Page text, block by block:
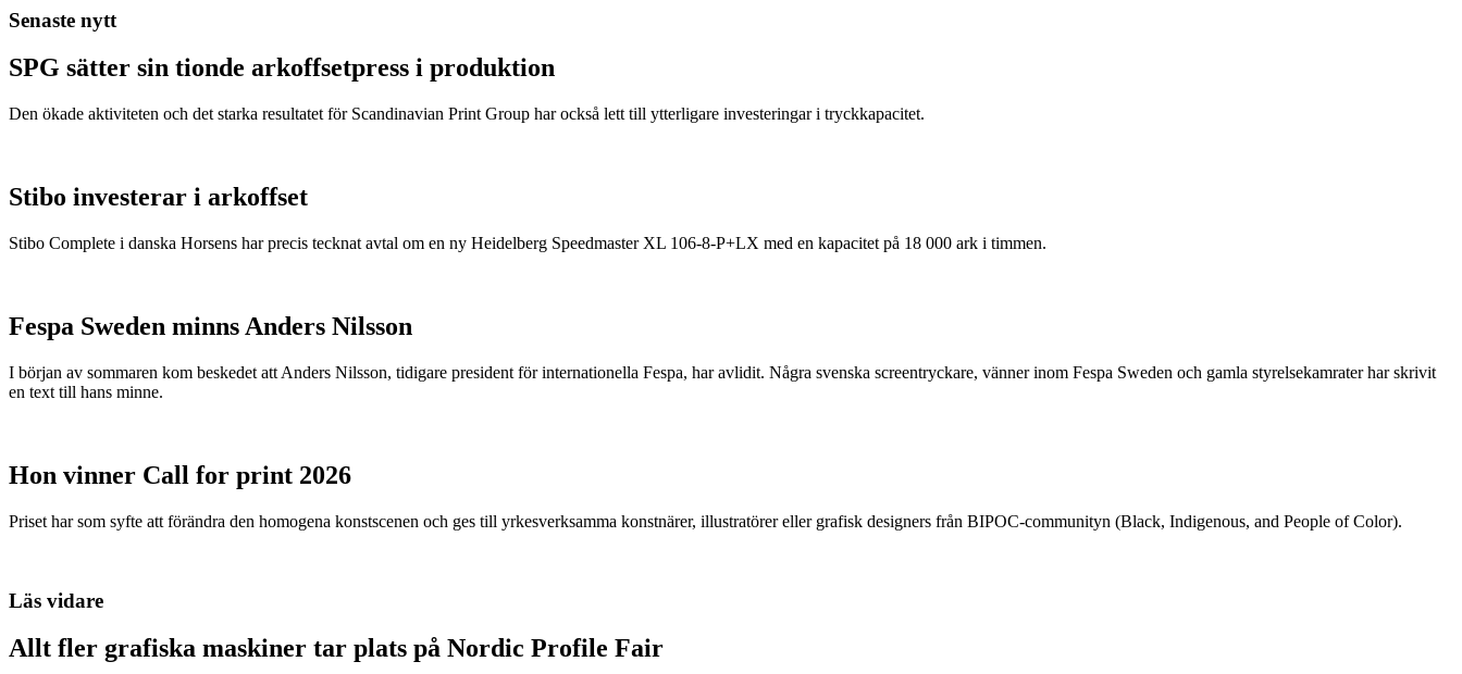
Senaste nytt
SPG sätter sin tionde arkoffsetpress i produktion
Den ökade aktiviteten och det starka resultatet för Scandinavian Print Group har också lett till ytterligare investeringar i tryckkapacitet.
Stibo investerar i arkoffset
Stibo Complete i danska Horsens har precis tecknat avtal om en ny Heidelberg Speedmaster XL 106-8-P+LX med en kapacitet på 18 000 ark i timmen.
Fespa Sweden minns Anders Nilsson
I början av sommaren kom beskedet att Anders Nilsson, tidigare president för internationella Fespa, har avlidit. Några svenska screentryckare, vänner inom Fespa Sweden och gamla styrelsekamrater har skrivit
en text till hans minne.
Hon vinner Call for print 2026
Priset har som syfte att förändra den homogena konstscenen och ges till yrkesverksamma konstnärer, illustratörer eller grafisk designers från BIPOC-communityn (Black, Indigenous, and People of Color).
Läs vidare
Allt fler grafiska maskiner tar plats på Nordic Profile Fair